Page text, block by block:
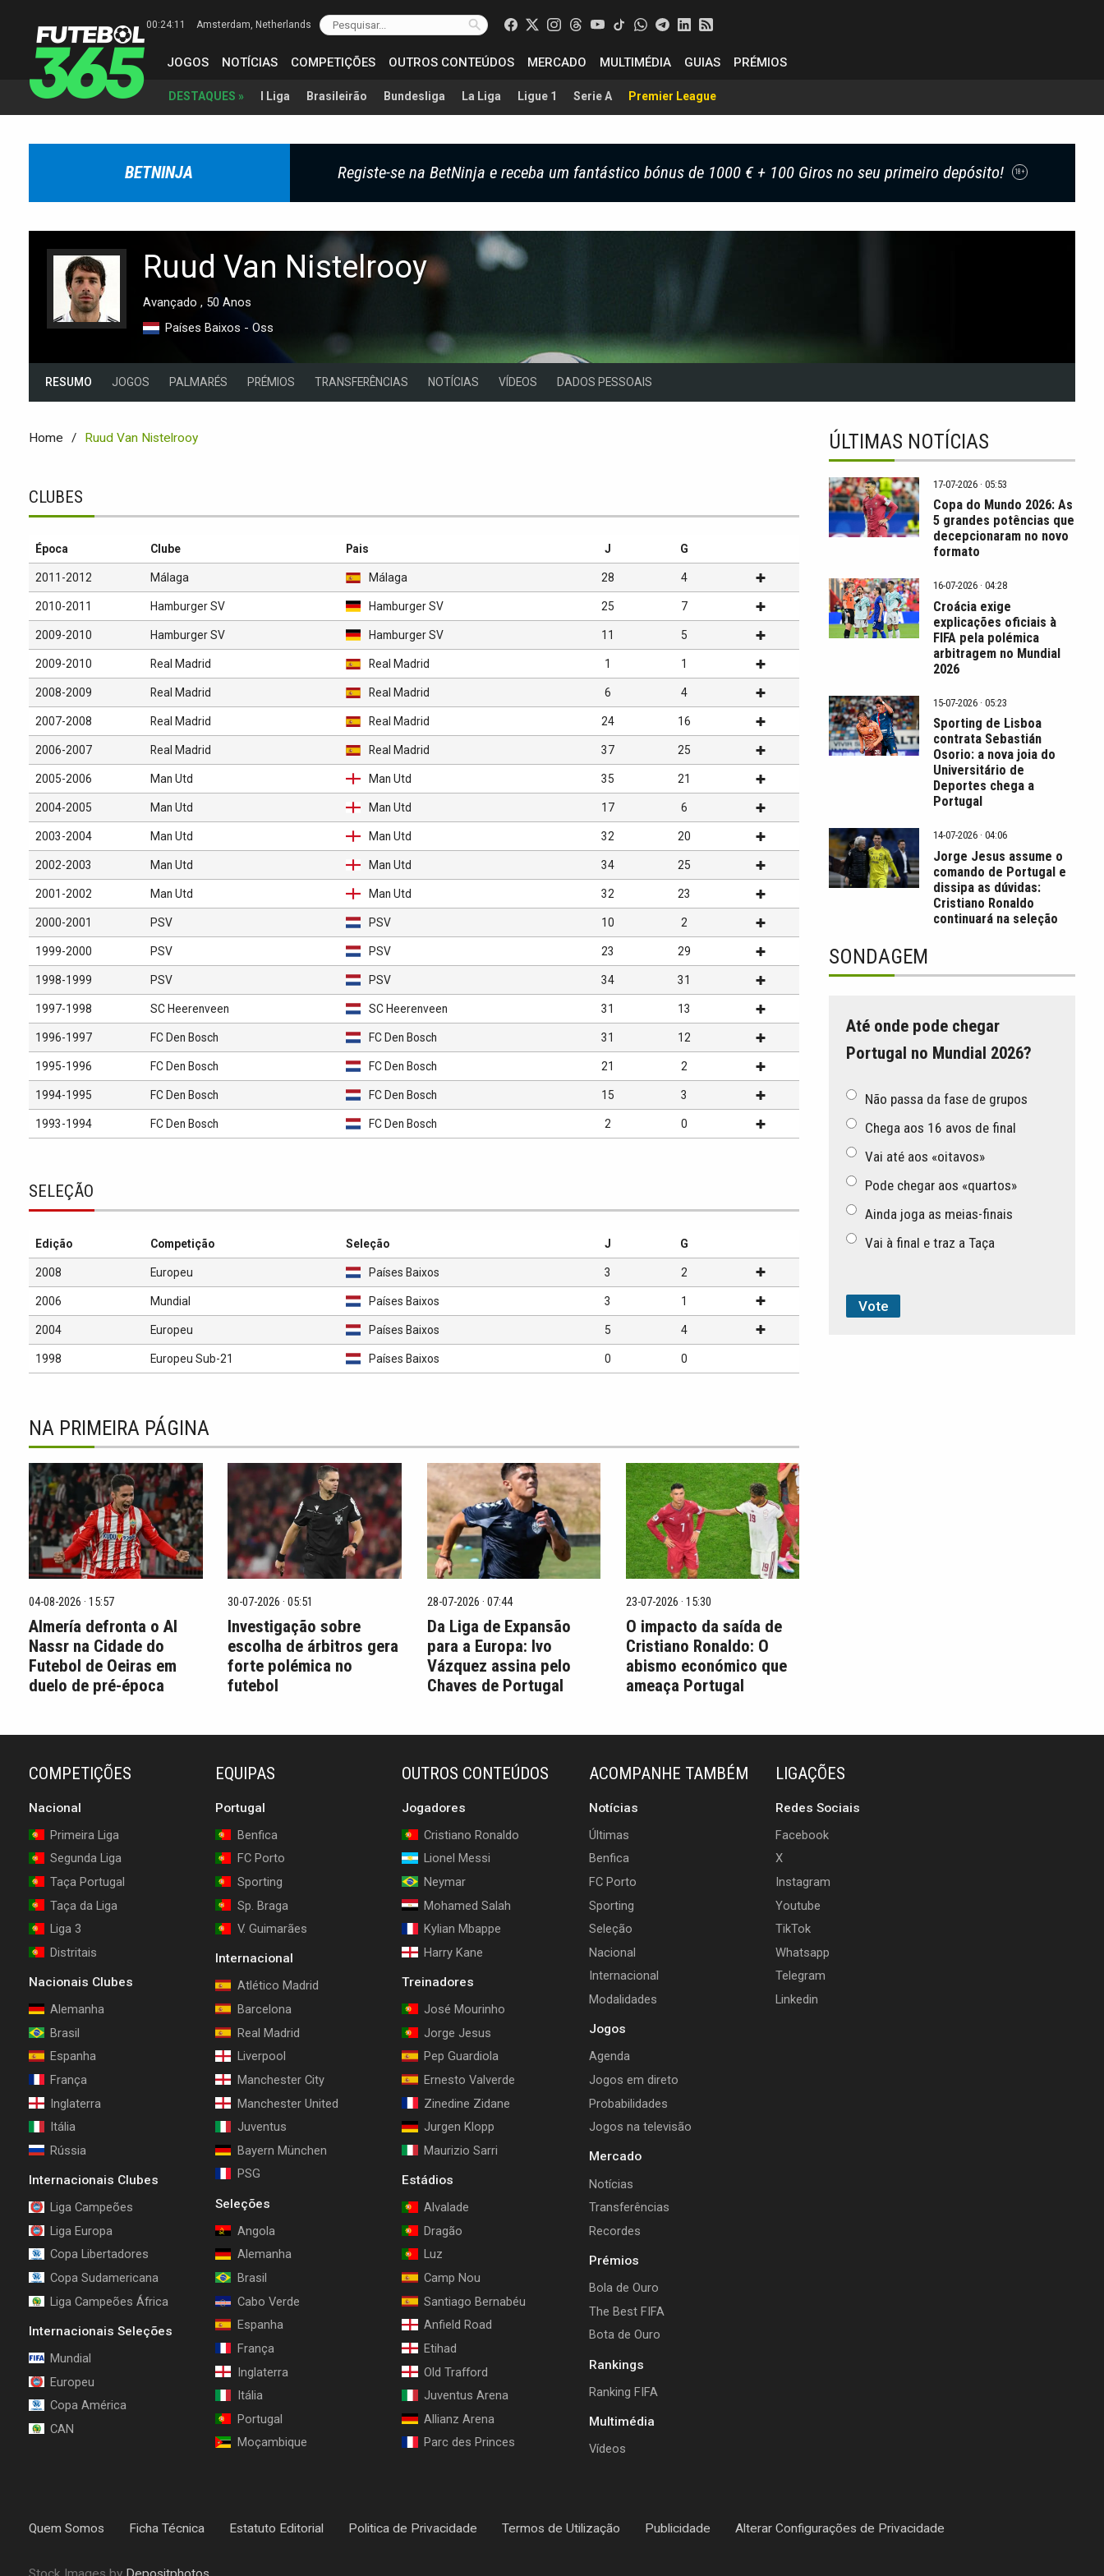
00:24:12 Amsterdam, Netherlands
JOGOS NOTÍCIAS COMPETIÇÕES OUTROS CONTEÚDOS MERCADO MULTIMÉDIA GUIAS PRÉMIOS
DESTAQUES » I Liga Brasileirão Bundesliga La Liga Ligue 1 Serie A Premier League
BETNINJA Registe-se na BetNinja e receba um fantástico bónus de 1000 € + 100 Giros no seu primeiro depósito! 18+
Ruud Van Nistelrooy
Avançado , 50 Anos
Países Baixos - Oss
RESUMO JOGOS PALMARÉS PRÉMIOS TRANSFERÊNCIAS NOTÍCIAS VÍDEOS DADOS PESSOAIS
Home Ruud Van Nistelrooy
CLUBES
Época Clube Pais J G
2011-2012 Málaga Málaga 28 4
2010-2011 Hamburger SV Hamburger SV 25 7
2009-2010 Hamburger SV Hamburger SV 11 5
2009-2010 Real Madrid Real Madrid 1 1
2008-2009 Real Madrid Real Madrid 6 4
2007-2008 Real Madrid Real Madrid 24 16
2006-2007 Real Madrid Real Madrid 37 25
2005-2006 Man Utd Man Utd 35 21
2004-2005 Man Utd Man Utd 17 6
2003-2004 Man Utd Man Utd 32 20
2002-2003 Man Utd Man Utd 34 25
2001-2002 Man Utd Man Utd 32 23
2000-2001 PSV PSV 10 2
1999-2000 PSV PSV 23 29
1998-1999 PSV PSV 34 31
1997-1998 SC Heerenveen SC Heerenveen 31 13
1996-1997 FC Den Bosch FC Den Bosch 31 12
1995-1996 FC Den Bosch FC Den Bosch 21 2
1994-1995 FC Den Bosch FC Den Bosch 15 3
1993-1994 FC Den Bosch FC Den Bosch 2 0
SELEÇÃO
Edição Competição Seleção J G
2008 Europeu Países Baixos 3 2
2006 Mundial Países Baixos 3 1
2004 Europeu Países Baixos 5 4
1998 Europeu Sub-21 Países Baixos 0 0
NA PRIMEIRA PÁGINA
04-08-2026 · 15:57
Almería defronta o Al
Nassr na Cidade do
Futebol de Oeiras em
duelo de pré-época
30-07-2026 · 05:51
Investigação sobre
escolha de árbitros gera
forte polémica no
futebol
28-07-2026 · 07:44
Da Liga de Expansão
para a Europa: Ivo
Vázquez assina pelo
Chaves de Portugal
23-07-2026 · 15:30
O impacto da saída de
Cristiano Ronaldo: O
abismo económico que
ameaça Portugal
ÚLTIMAS NOTÍCIAS
17-07-2026 · 05:53
Copa do Mundo 2026: As
5 grandes potências que
decepcionaram no novo
formato
16-07-2026 · 04:28
Croácia exige
explicações oficiais à
FIFA pela polémica
arbitragem no Mundial
2026
15-07-2026 · 05:23
Sporting de Lisboa
contrata Sebastián
Osorio: a nova joia do
Universitário de
Deportes chega a
Portugal
14-07-2026 · 04:06
Jorge Jesus assume o
comando de Portugal e
dissipa as dúvidas:
Cristiano Ronaldo
continuará na seleção
SONDAGEM
Até onde pode chegar
Portugal no Mundial 2026?
Não passa da fase de grupos
Chega aos 16 avos de final
Vai até aos «oitavos»
Pode chegar aos «quartos»
Ainda joga as meias-finais
Vai à final e traz a Taça
COMPETIÇÕES
Nacional
Primeira Liga
Segunda Liga
Taça Portugal
Taça da Liga
Liga 3
Distritais
Nacionais Clubes
Alemanha
Brasil
Espanha
França
Inglaterra
Itália
Rússia
Internacionais Clubes
Liga Campeões
Liga Europa
Copa Libertadores
Copa Sudamericana
Liga Campeões África
Internacionais Seleções
Mundial
Europeu
Copa América
CAN
EQUIPAS
Portugal
Benfica
FC Porto
Sporting
Sp. Braga
V. Guimarães
Internacional
Atlético Madrid
Barcelona
Real Madrid
Liverpool
Manchester City
Manchester United
Juventus
Bayern München
PSG
Seleções
Angola
Alemanha
Brasil
Cabo Verde
Espanha
França
Inglaterra
Itália
Portugal
Moçambique
OUTROS CONTEÚDOS
Jogadores
Cristiano Ronaldo
Lionel Messi
Neymar
Mohamed Salah
Kylian Mbappe
Harry Kane
Treinadores
José Mourinho
Jorge Jesus
Pep Guardiola
Ernesto Valverde
Zinedine Zidane
Jurgen Klopp
Maurizio Sarri
Estádios
Alvalade
Dragão
Luz
Camp Nou
Santiago Bernabéu
Anfield Road
Etihad
Old Trafford
Juventus Arena
Allianz Arena
Parc des Princes
ACOMPANHE TAMBÉM
Notícias
Últimas
Benfica
FC Porto
Sporting
Seleção
Nacional
Internacional
Modalidades
Jogos
Agenda
Jogos em direto
Probabilidades
Jogos na televisão
Mercado
Notícias
Transferências
Recordes
Prémios
Bola de Ouro
The Best FIFA
Bota de Ouro
Rankings
Ranking FIFA
Multimédia
Vídeos
LIGAÇÕES
Redes Sociais
Facebook
X
Instagram
Youtube
TikTok
Whatsapp
Telegram
Linkedin
Quem Somos Ficha Técnica Estatuto Editorial Politica de Privacidade Termos de Utilização Publicidade Alterar Configurações de Privacidade